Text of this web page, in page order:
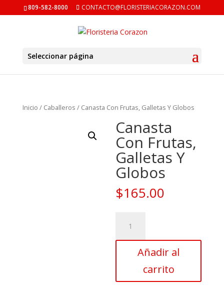
809-582-8000 CONTACTO@FLORISTERIACORAZON.COM
Seleccionar página
Inicio / Caballeros / Canasta Con Frutas, Galletas Y Globos
Canasta
Con Frutas,
Galletas Y
Globos
$165.00
Frutas,
GalletasAñadir al
carrito